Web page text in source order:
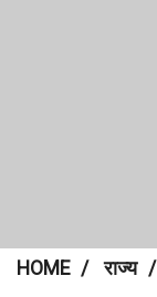
HOME राज्य